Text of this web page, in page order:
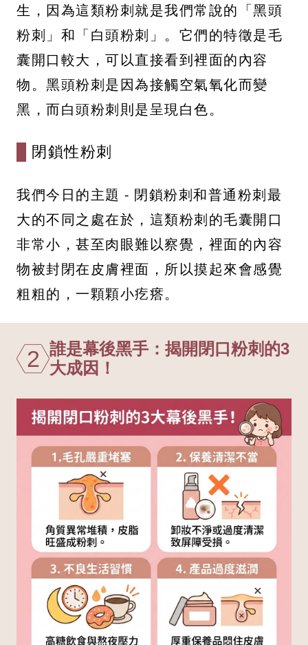
生，因為這類粉刺就是我們常說的「黑頭
粉刺」和「白頭粉刺」。它們的特徵是毛
囊開口較大，可以直接看到裡面的內容
物。黑頭粉刺是因為接觸空氣氧化而變
黑，而白頭粉刺則是呈現白色。
閉鎖性粉刺
我們今日的主題 - 閉鎖粉刺和普通粉刺最
大的不同之處在於，這類粉刺的毛囊開口
非常小，甚至肉眼難以察覺，裡面的內容
物被封閉在皮膚裡面，所以摸起來會感覺
粗粗的，一顆顆小疙瘩。
2 誰是幕後黑手：揭開閉口粉刺的3
大成因！